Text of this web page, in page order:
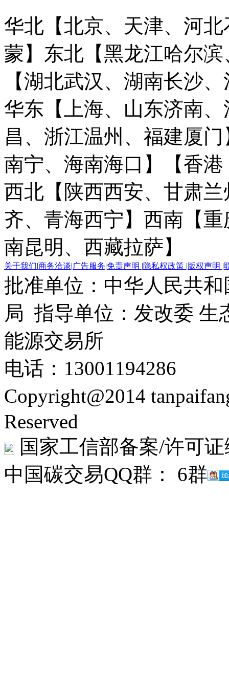
华北【北京、天津、河
蒙】 东北【黑龙江哈尔
【湖北武汉、湖南长沙
华东【上海、山东济南
昌、浙江温州、福建厦门
南宁、海南海口】
【香
西北【陕西西安、甘肃
齐、青海西宁】 西南【
南昆明、西藏拉萨】
关于我们|商务洽谈|广告服务|免责声明 |隐私权政策 |版权声明 |
批准单位：中华人民共
局 指导单位：发改委 生
能源交易所
电话：13001194286
Copyright@2014
Reserved
国家工信部备案/许可
中国碳交易QQ群： 6群